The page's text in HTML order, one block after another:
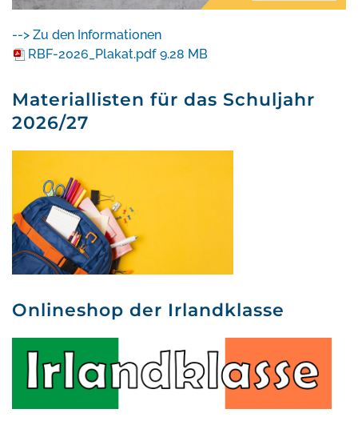
--> Zu den Informationen
RBF-2026_Plakat.pdf 9.28 MB
Materiallisten für das Schuljahr
2026/27
Onlineshop der Irlandklasse